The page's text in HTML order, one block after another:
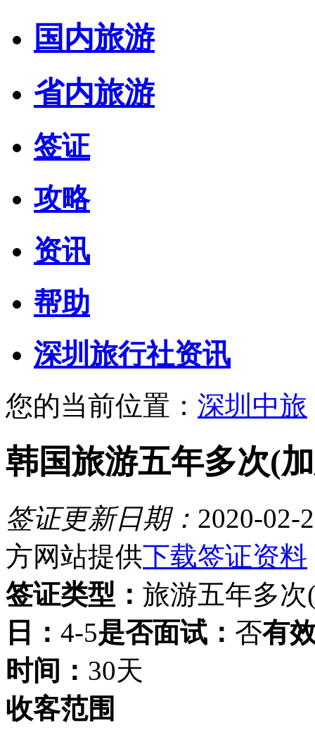
国内旅游
省内旅游
签证
攻略
资讯
帮助
深圳旅行社资讯
您的当前位置： 深圳中旅
韩国旅游五年多次(
签证更新日期： 2020-02-
方网站提供下载签证资料
签证类型： 旅游五年多次
日： 4-5是否面试： 否有
时间： 30天
收客范围